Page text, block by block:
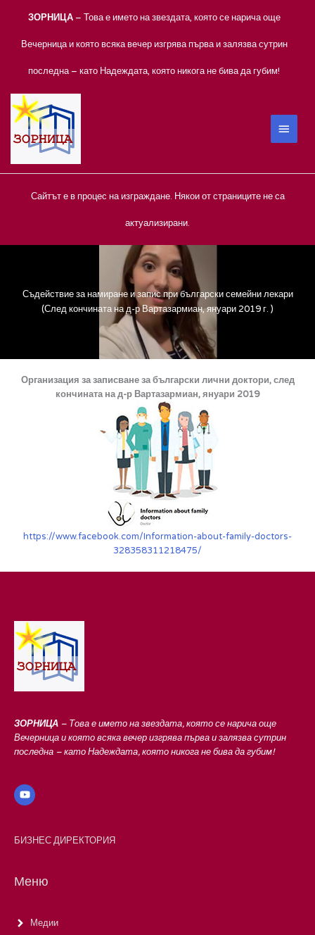
ЗОРНИЦА– Това е името на звездата, която се нарича още
Вечерница и която всяка вечер изгрява първа и залязва сутрин
последна – като Надеждата, която никога не бива да губим!
MAIN
Сайтът е в процес на изграждане. Някои от страниците не са
актуализирани.
Съдействие за намиране и запис при български семейни лекари
(След кончината на д-р Вартазармиан, януари 2019 г. )
Организация за записване за български лични доктори, след
кончината на д-р Вартазармиан, януари 2019
https://www.facebook.com/Information-about-family-doctors-
328358311218475/
ЗОРНИЦА – Това е името на звездата, която се нарича още
Вечерница и която всяка вечер изгрява първа и залязва сутрин
последна – като Надеждата, която никога не бива да губим!
БИЗНЕС ДИРЕКТОРИЯ
Меню
Медии